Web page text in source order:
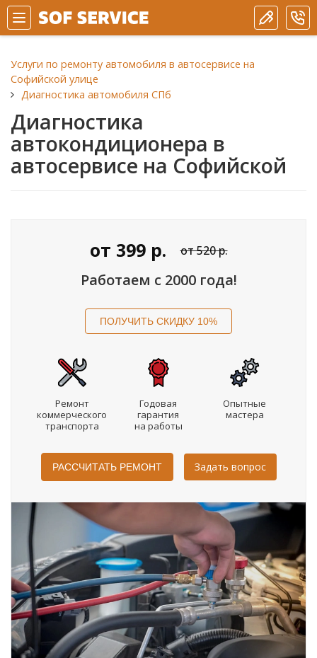
Услуги по ремонту автомобиля в автосервисе на
Софийской улице
Диагностика автомобиля СПб
Диагностика
автокондиционера в
автосервисе на Софийской
от 399р. от 520 р.
Работаем с 2000 года!
Ремонт
коммерческого
транспорта
Годовая
гарантия
на работы
Опытные
мастера
Задать вопрос